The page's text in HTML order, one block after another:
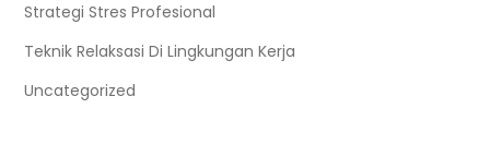
Strategi Stres Profesional
Teknik Relaksasi Di Lingkungan Kerja
Uncategorized